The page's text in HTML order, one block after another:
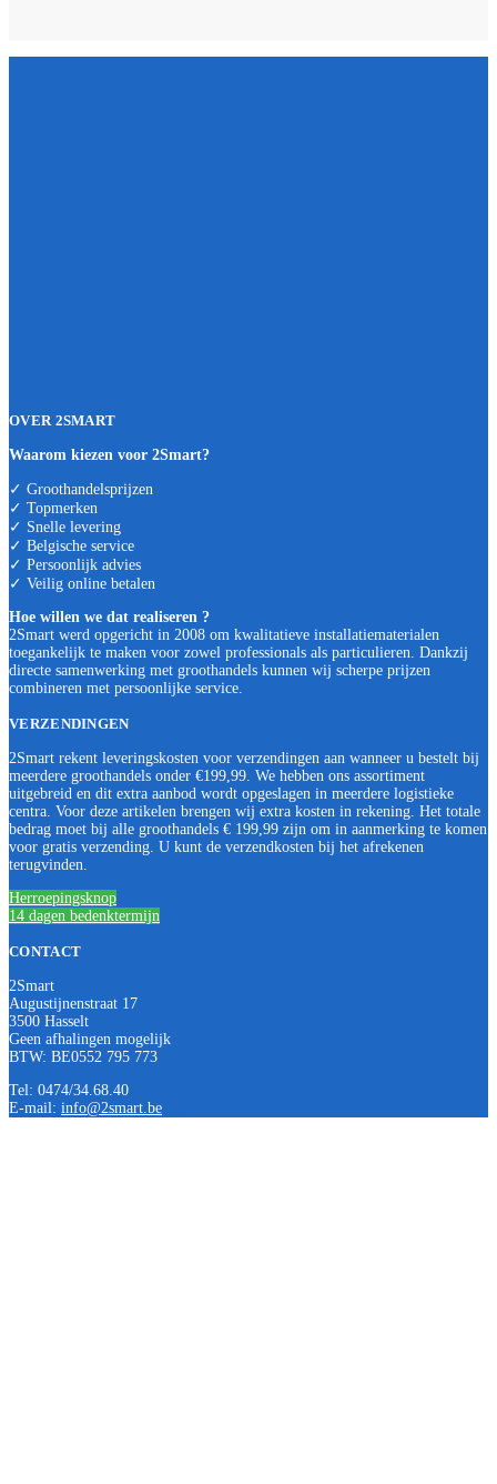
OVER 2SMART
Waarom kiezen voor 2Smart?
✓ Groothandelsprijzen
✓ Topmerken
✓ Snelle levering
✓ Belgische service
✓ Persoonlijk advies
✓ Veilig online betalen
Hoe willen we dat realiseren ?
2Smart werd opgericht in 2008 om kwalitatieve installatiematerialen
toegankelijk te maken voor zowel professionals als particulieren. Dankzij
directe samenwerking met groothandels kunnen wij scherpe prijzen
combineren met persoonlijke service.
VERZENDINGEN
2Smart rekent leveringskosten voor verzendingen aan wanneer u bestelt bij
meerdere groothandels onder €199,99. We hebben ons assortiment
uitgebreid en dit extra aanbod wordt opgeslagen in meerdere logistieke
centra. Voor deze artikelen brengen wij extra kosten in rekening. Het totale
bedrag moet bij alle groothandels € 199,99 zijn om in aanmerking te komen
voor gratis verzending. U kunt de verzendkosten bij het afrekenen
terugvinden.
Herroepingsknop
14 dagen bedenktermijn
CONTACT
2Smart
Augustijnenstraat 17
3500 Hasselt
Geen afhalingen mogelijk
BTW: BE0552 795 773
Tel: 0474/34.68.40
E-mail: info@2smart.be